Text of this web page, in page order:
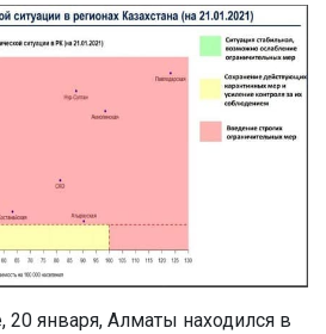
января, Алматы находился в